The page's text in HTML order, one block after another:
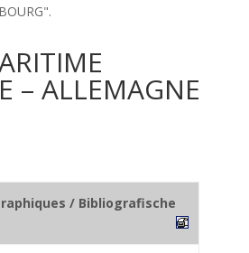
– ALLEMAGNE
/ Bibliografische